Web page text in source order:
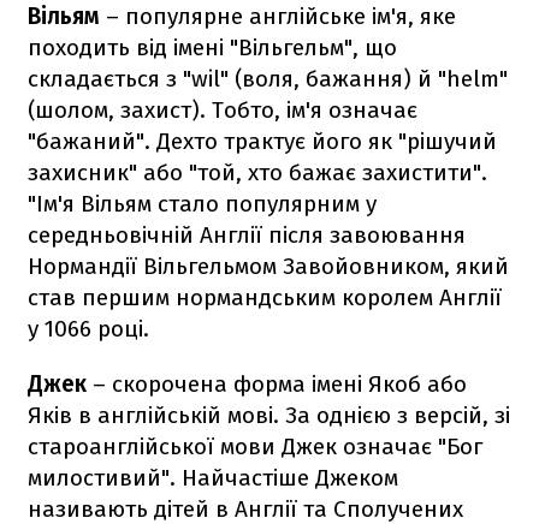
Вільям – популярне англійське ім'я, яке
походить від імені "Вільгельм", що
складається з "wil" (воля, бажання) й "helm"
(шолом, захист). Тобто, ім'я означає
"бажаний". Дехто трактує його як "рішучий
захисник" або "той, хто бажає захистити".
"Ім'я Вільям стало популярним у
середньовічній Англії після завоювання
Нормандії Вільгельмом Завойовником, який
став першим нормандським королем Англії
у 1066 році.
Джек – скорочена форма імені Якоб або
Яків в англійській мові. За однією з версій, зі
староанглійської мови Джек означає "Бог
милостивий". Найчастіше Джеком
називають дітей в Англії та Сполучених